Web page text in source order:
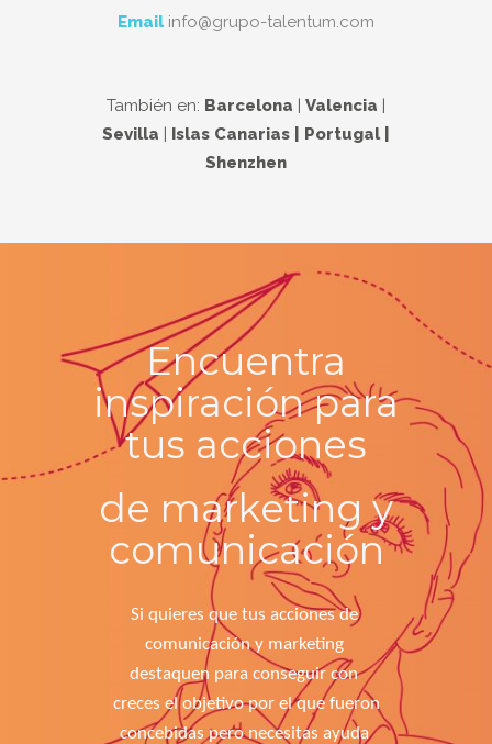
Email info@grupo-talentum.com
También en: Barcelona | Valencia |
Sevilla | Islas Canarias | Portugal |
Shenzhen
Encuentra
inspiración para
tus acciones
de marketing y
comunicación
Si quieres que tus acciones de
comunicación y marketing
destaquen para conseguir con
creces el objetivo por el que fueron
concebidas pero necesitas ayuda